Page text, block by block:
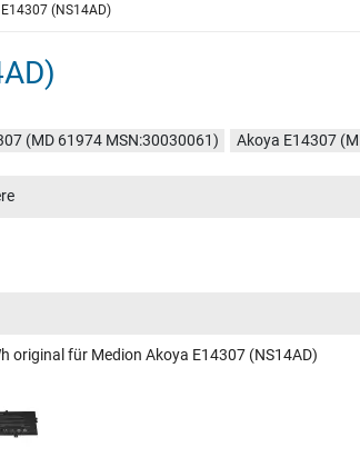
(NS14AD)
(MD 61974 MSN:30030061)
Akoya E14307
original für Medion Akoya E14307 (NS14AD)